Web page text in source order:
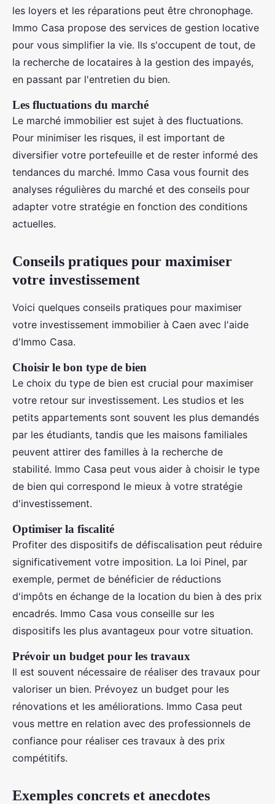
les loyers et les réparations peut être chronophage.
Immo Casa propose des services de gestion locative
pour vous simplifier la vie. Ils s'occupent de tout, de
la recherche de locataires à la gestion des impayés,
en passant par l'entretien du bien.
Les fluctuations du marché
Le marché immobilier est sujet à des fluctuations.
Pour minimiser les risques, il est important de
diversifier votre portefeuille et de rester informé des
tendances du marché. Immo Casa vous fournit des
analyses régulières du marché et des conseils pour
adapter votre stratégie en fonction des conditions
actuelles.
Conseils pratiques pour maximiser
votre investissement
Voici quelques conseils pratiques pour maximiser
votre investissement immobilier à Caen avec l'aide
d'Immo Casa.
Choisir le bon type de bien
Le choix du type de bien est crucial pour maximiser
votre retour sur investissement. Les studios et les
petits appartements sont souvent les plus demandés
par les étudiants, tandis que les maisons familiales
peuvent attirer des familles à la recherche de
stabilité. Immo Casa peut vous aider à choisir le type
de bien qui correspond le mieux à votre stratégie
d'investissement.
Optimiser la fiscalité
Profiter des dispositifs de défiscalisation peut réduire
significativement votre imposition. La loi Pinel, par
exemple, permet de bénéficier de réductions
d'impôts en échange de la location du bien à des prix
encadrés. Immo Casa vous conseille sur les
dispositifs les plus avantageux pour votre situation.
Prévoir un budget pour les travaux
Il est souvent nécessaire de réaliser des travaux pour
valoriser un bien. Prévoyez un budget pour les
rénovations et les améliorations. Immo Casa peut
vous mettre en relation avec des professionnels de
confiance pour réaliser ces travaux à des prix
compétitifs.
Exemples concrets et anecdotes